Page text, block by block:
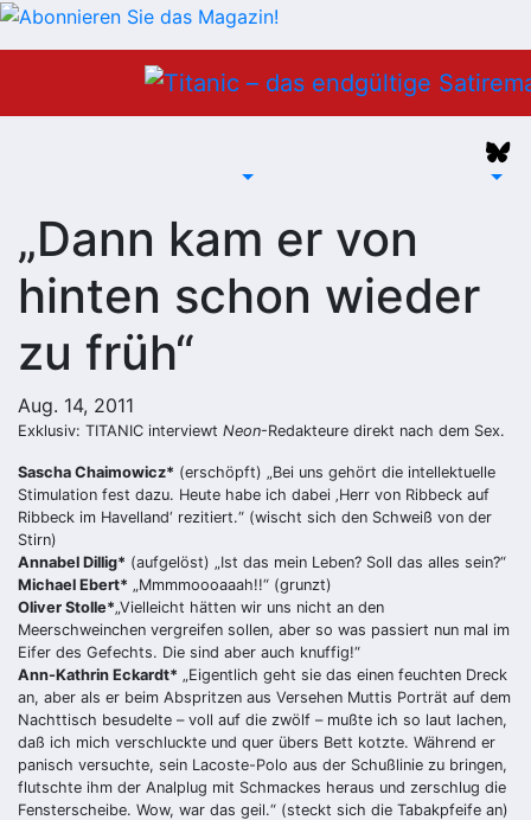
„Dann kam er von
hinten schon wieder
zu früh“
Aug. 14, 2011
Exklusiv: TITANIC interviewt Neon-Redakteure direkt nach dem Sex.
Sascha Chaimowicz* (erschöpft) „Bei uns gehört die intellektuelle
Stimulation fest dazu. Heute habe ich dabei ‚Herr von Ribbeck auf
Ribbeck im Havelland‘ rezitiert.“ (wischt sich den Schweiß von der
Stirn)
Annabel Dillig* (aufgelöst) „Ist das mein Leben? Soll das alles sein?“
Michael Ebert* „Mmmmoooaaah!!“ (grunzt)
Oliver Stolle*„Vielleicht hätten wir uns nicht an den
Meerschweinchen vergreifen sollen, aber so was passiert nun mal im
Eifer des Gefechts. Die sind aber auch knuffig!“
Ann-Kathrin Eckardt* „Eigentlich geht sie das einen feuchten Dreck
an, aber als er beim Abspritzen aus Versehen Muttis Porträt auf dem
Nachttisch besudelte – voll auf die zwölf – mußte ich so laut lachen,
daß ich mich verschluckte und quer übers Bett kotzte. Während er
panisch versuchte, sein Lacoste-Polo aus der Schußlinie zu bringen,
flutschte ihm der Analplug mit Schmackes heraus und zerschlug die
Fensterscheibe. Wow, war das geil.“ (steckt sich die Tabakpfeife an)